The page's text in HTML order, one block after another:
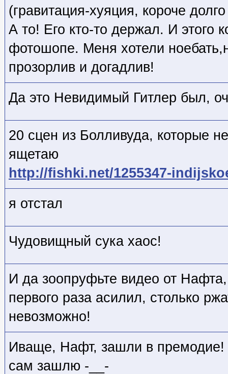
(гравитация-хуяция, короче
А то! Его кто-то держал. И этого
фотошопе. Меня хотели
прозорлив и догадлив!
Да это Невидимый Гитлер был,
20 сцен из Болливуда, которые
ящетаю
http://fishki.net/1255347-
я отстал
Чудовищный сука хаос!
И да зоопруфьте видео от
первого раза асилил, столько
невозможно!
Иваще, Нафт, зашли в премодие!
сам зашлю -__-